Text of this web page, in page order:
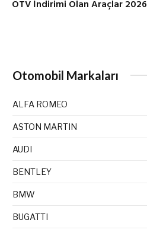
ÖTV İndirimi Olan Araçlar 2026
Otomobil Markaları
ALFA ROMEO
ASTON MARTIN
AUDI
BENTLEY
BMW
BUGATTI